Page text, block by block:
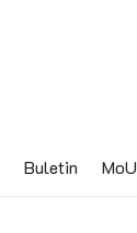
Buletin MoU